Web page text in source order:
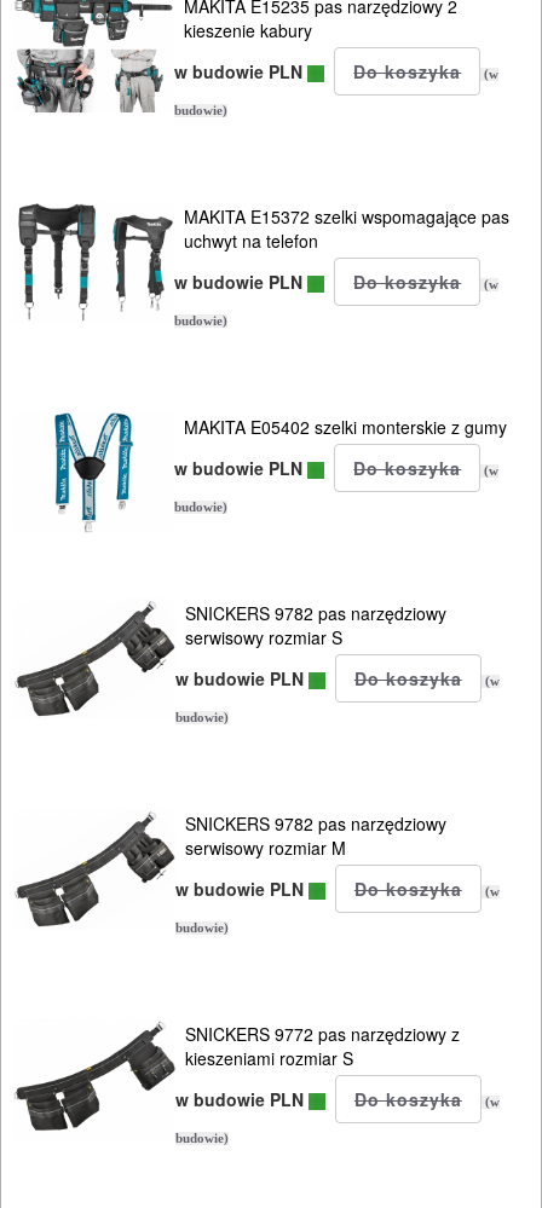
Wózki
jezdne
POMIAROWE
NARZĘDZIA
BUDOWLANE
I
GLAZURNICZE
AKCESORIA
MASZYNKI
URZĄDZENIA
MASZYNY
NARZĘDZIA
BRUKARSKIE
OBRÓBKA
METALU
NARZĘDZIA
I
OSPRZĘT
MAKITA E15235 pas narzędziowy 2
kieszenie kabury
w budowie PLN
(w
budowie)
MAKITA E15372 szelki wspomagające pas
uchwyt na telefon
w budowie PLN
(w
budowie)
MAKITA E05402 szelki monterskie z gumy
w budowie PLN
(w
budowie)
SNICKERS 9782 pas narzędziowy
serwisowy rozmiar S
w budowie PLN
(w
budowie)
SNICKERS 9782 pas narzędziowy
serwisowy rozmiar M
w budowie PLN
(w
budowie)
SNICKERS 9772 pas narzędziowy z
kieszeniami rozmiar S
w budowie PLN
(w
budowie)